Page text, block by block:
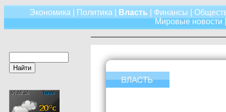
Экономика Политика Власть Финансы
Мировые новости